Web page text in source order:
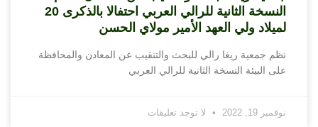
النسخة الثانية للرالي العربي احتفالا بالذكرى 20
لميلاد ولي العهد الأمير مولاي الحسن
نظم جمعية ريغا رالي للبحث والتنقيب عن المعادن والمحافظة
على البيئة النسخة الثانية للرالي العربي
نوفمبر 19, 2022 لا توجد تعليقات